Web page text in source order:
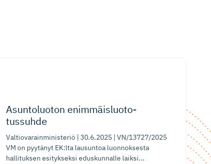
​​Asuntoluoton enimmäisluo­to­
tussuhde​
Valtiovarainministeriö | 30.6.2025 | VN/13727/2025
VM on pyytänyt EK:lta lausuntoa luonnoksesta
hallituksen esitykseksi eduskunnalle laiksi...